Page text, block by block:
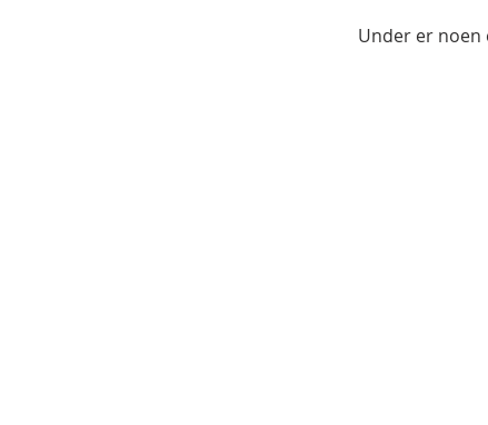
Under er noen